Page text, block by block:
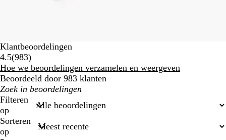
Klantbeoordelingen
4.5(983983
beoordelingen
)
Hoe we beoordelingen verzamelen en weergeven
Beoordeeld door 983 klanten
Mijn
zoekopdrachten
Filteren
op
Sorteren
op